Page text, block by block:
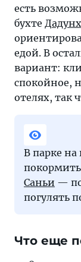
есть
бухте
едой. В
вариант:
спокойное,
отелях, так
В парке
покормить
Саньи —
погулять
Что еще